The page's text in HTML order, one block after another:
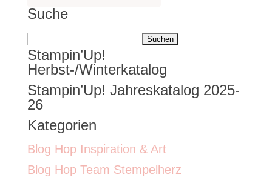
Suche
Suchen
nach:
Stampin’Up!
Herbst-/Winterkatalog
Stampin’Up! Jahreskatalog 2025-
26
Kategorien
Blog Hop Inspiration & Art
Blog Hop Team Stempelherz